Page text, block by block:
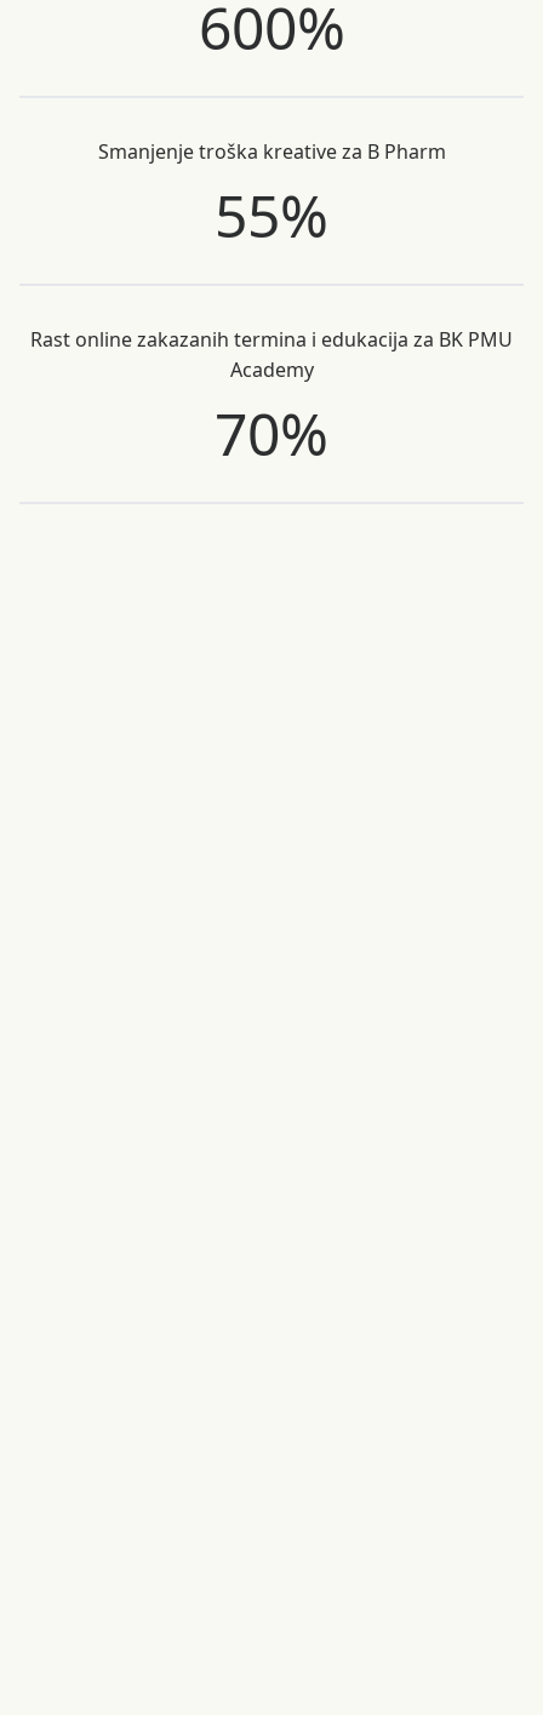
600%
Smanjenje troška kreative za B Pharm
55%
Rast online zakazanih termina i edukacija za BK PMU
Academy
70%